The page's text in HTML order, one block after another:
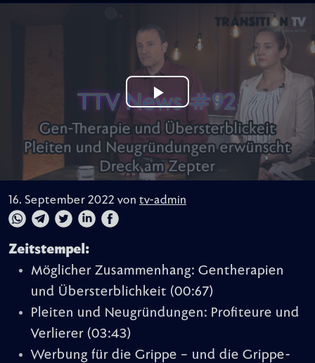
16. September 2022 von tv-admin
Zeitstempel:
Möglicher Zusammenhang: Gentherapien
und Übersterblichkeit (00:67)
Pleiten und Neugründungen: Profiteure und
Verlierer (03:43)
Werbung für die Grippe – und die Grippe-